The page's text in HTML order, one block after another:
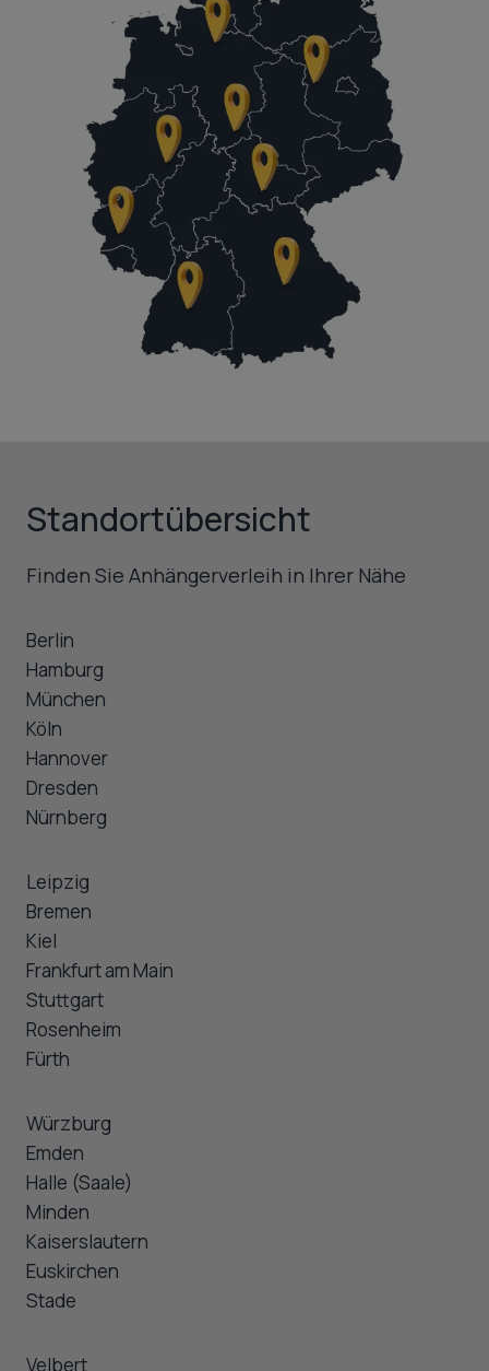
Standortübersicht
Finden Sie Anhängerverleih in Ihrer Nähe
Berlin
Hamburg
München
Köln
Hannover
Dresden
Nürnberg
Leipzig
Bremen
Kiel
Frankfurt am Main
Stuttgart
Rosenheim
Fürth
Würzburg
Emden
Halle (Saale)
Minden
Kaiserslautern
Euskirchen
Stade
Velbert